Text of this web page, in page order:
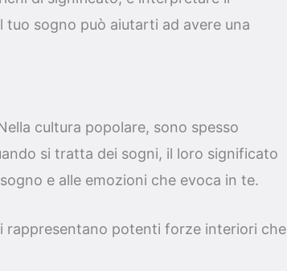
sogno può aiutarti ad avere una
cultura popolare, sono spesso
si tratta dei sogni, il loro significato
e alle emozioni che evoca in te.
rappresentano potenti forze interiori che